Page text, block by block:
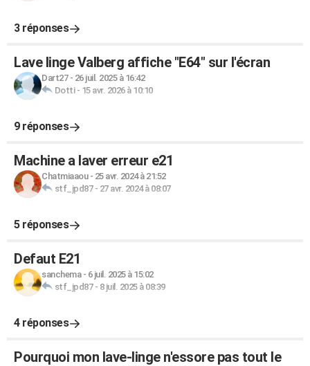
3 réponses
Lave linge Valberg affiche "E64" sur l'écran
Dart27- 26 juil. 2025 à 16:42
Dotti- 15 avr. 2026 à 10:10
9 réponses
Machine a laver erreur e21
Chatmiaaou- 25 avr. 2024 à 21:52
stf_jpd87- 27 avr. 2024 à 08:07
5 réponses
Defaut E21
sanchema- 6 juil. 2025 à 15:02
stf_jpd87- 8 juil. 2025 à 08:39
4 réponses
Pourquoi mon lave-linge n'essore pas tout le